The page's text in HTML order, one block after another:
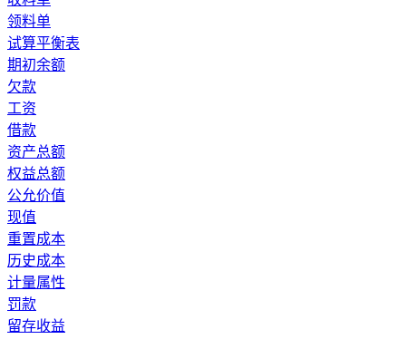
领料单
试算平衡表
期初余额
欠款
工资
借款
资产总额
权益总额
公允价值
现值
重置成本
历史成本
计量属性
罚款
留存收益